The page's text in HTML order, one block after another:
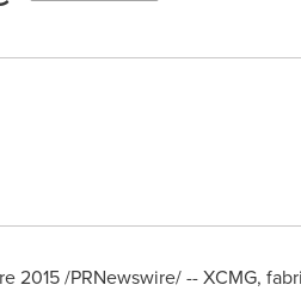
2015 /PRNewswire/ -- XCMG,